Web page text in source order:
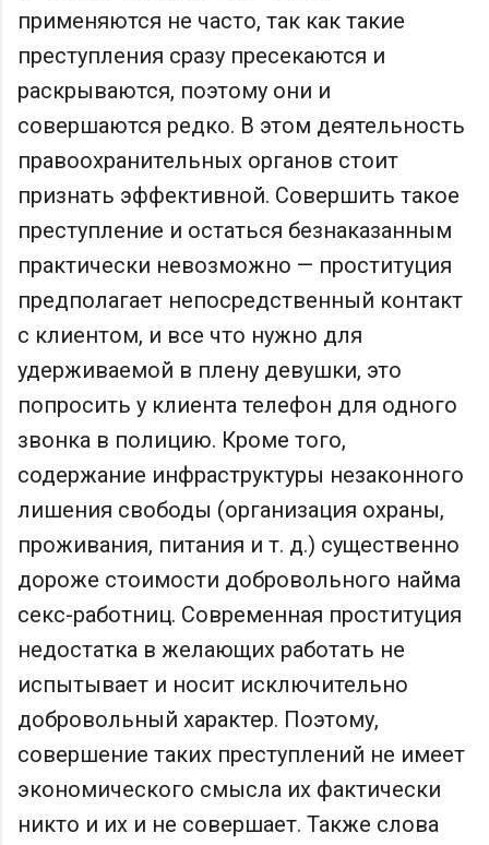
применяются не часто, так как такие
преступления сразу пресекаются и
раскрываются, поэтому они и
совершаются редко. В этом деятельность
правоохранительных органов стоит
признать эффективной. Совершить такое
преступление и остаться безнаказанным
практически невозможно — проституция
предполагает непосредственный контакт
с клиентом, и все что нужно для
удерживаемой в плену девушки, это
попросить у клиента телефон для одного
звонка в полицию. Кроме того,
содержание инфраструктуры незаконного
лишения свободы (организация охраны,
проживания, питания и т. д.) существенно
дороже стоимости добровольного найма
секс-работниц. Современная проституция
недостатка в желающих работать не
испытывает и носит исключительно
добровольный характер. Поэтому,
совершение таких преступлений не имеет
экономического смысла их фактически
никто и их и не совершает. Также слова